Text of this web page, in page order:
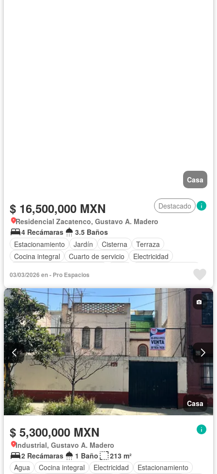
Casa
$ 16,500,000 MXN
Destacado
Residencial Zacatenco, Gustavo A. Madero
4 Recámaras
3.5 Baños
Estacionamiento
Jardín Cisterna
Terraza
Cocina integral
Cuarto de servicio
Electricidad
Cuarto de Limpieza
Zonas verdes
Conserje
03/03/2026 en - Pro Espacios
Casa
$ 5,300,000 MXN
Industrial, Gustavo A. Madero
2 Recámaras
1 Baño
213 m²
Agua
Cocina integral Electricidad
Estacionamiento